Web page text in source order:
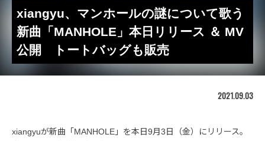
xiangyu、マンホールの謎について歌う
新曲「MANHOLE」本日リリース ＆ MV
公開 トートバッグも販売
2021.09.03
xiangyuが新曲「MANHOLE」を本日9月3日（金）にリリース。